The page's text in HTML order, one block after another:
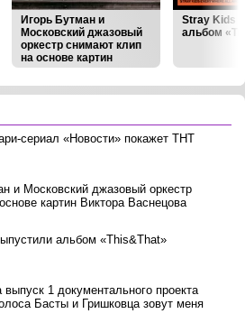
Игорь Бутман и
Московский джазовый
оркестр снимают клип
на основе картин
Виктора Васнецова
Stray Kids
альбом
сериал «Новости» покажет ТНТ
и Московский джазовый оркестр
картин Виктора Васнецова
альбом «This&That»
выпуск 1 документального проекта
Басты и Гришковца зовут меня